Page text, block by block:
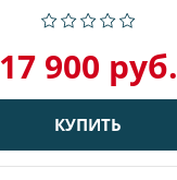
17 900 руб.
КУПИТЬ